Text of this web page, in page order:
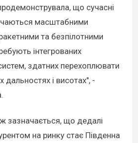
що сучасні
масштабними
та безпілотними
інтегрованих
здатних перехоплювати
дальностях і висотах", -
зазначається, що дедалі
на ринку стає Південна